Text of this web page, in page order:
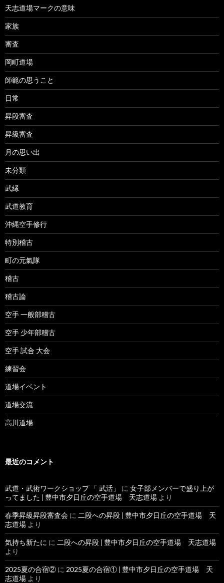
天志道場マークの意味
家族
審査
岡町道場
師範の思うこと
日常
昇段審査
昇級審査
月の思い出
未分類
武縁
武道教育
沖縄空手修行
特別稽古
町の元氣隊
稽古
稽古論
空手 一般部稽古
空手 少年部稽古
空手 試合 大会
練習会
道場イベント
道場交流
高川道場
最近のコメント
武道・武術ワークショップ 「 武活」 に 女子部メンバーで盛り上が
ってました | 豊中市夕日丘の空手道場 天志道場 より
春季昇級昇段審査会 に 二段への昇段 | 豊中市夕日丘の空手道場 天
志道場 より
気持ち新たに に 二段への昇段 | 豊中市夕日丘の空手道場 天志道場
より
2025夏の合宿② に 2025夏の合宿① | 豊中市夕日丘の空手道場 天
志道場 より